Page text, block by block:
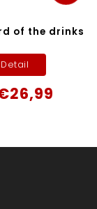
of the drinks
Detail